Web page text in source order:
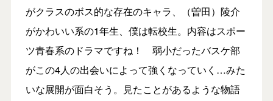
がクラスのボス的な存在のキャラ、（曽田）陵介
がかわいい系の1年生、僕は転校生。内容はスポー
ツ青春系のドラマですね！ 弱小だったバスケ部
がこの4人の出会いによって強くなっていく…みた
いな展開が面白そう。見たことがあるような物語